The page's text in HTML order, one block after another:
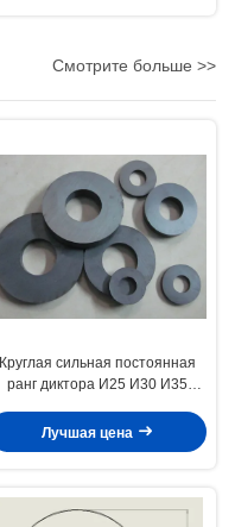
Смотрите больше >>
Круглая сильная постоянная
ранг диктора И25 И30 И35
Лучшая цена